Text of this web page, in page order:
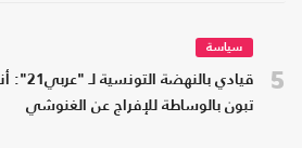
5
سياسة
قيادي
تبون بالوساطة للإفراج عن الغنوشي